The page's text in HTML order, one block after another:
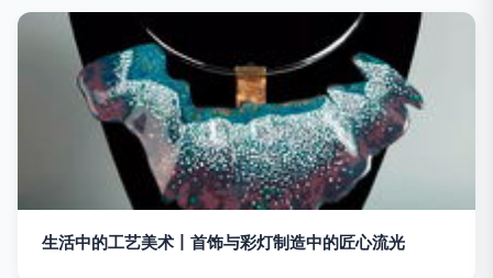
生活中的工艺美术丨首饰与彩灯制造中的匠心流光